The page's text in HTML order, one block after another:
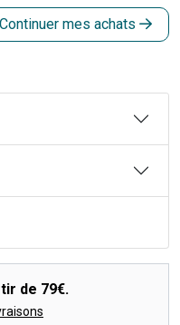
Continuer mes achats
de 79€.